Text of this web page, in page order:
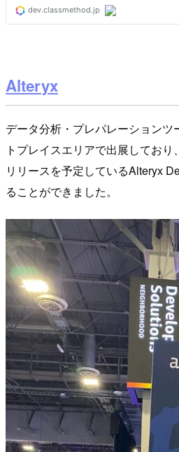
Alteryx
データ分析・プレパレーションツ
トプレイスエリアで出展してお
リリースを予定しているAlteryx
ることができました。